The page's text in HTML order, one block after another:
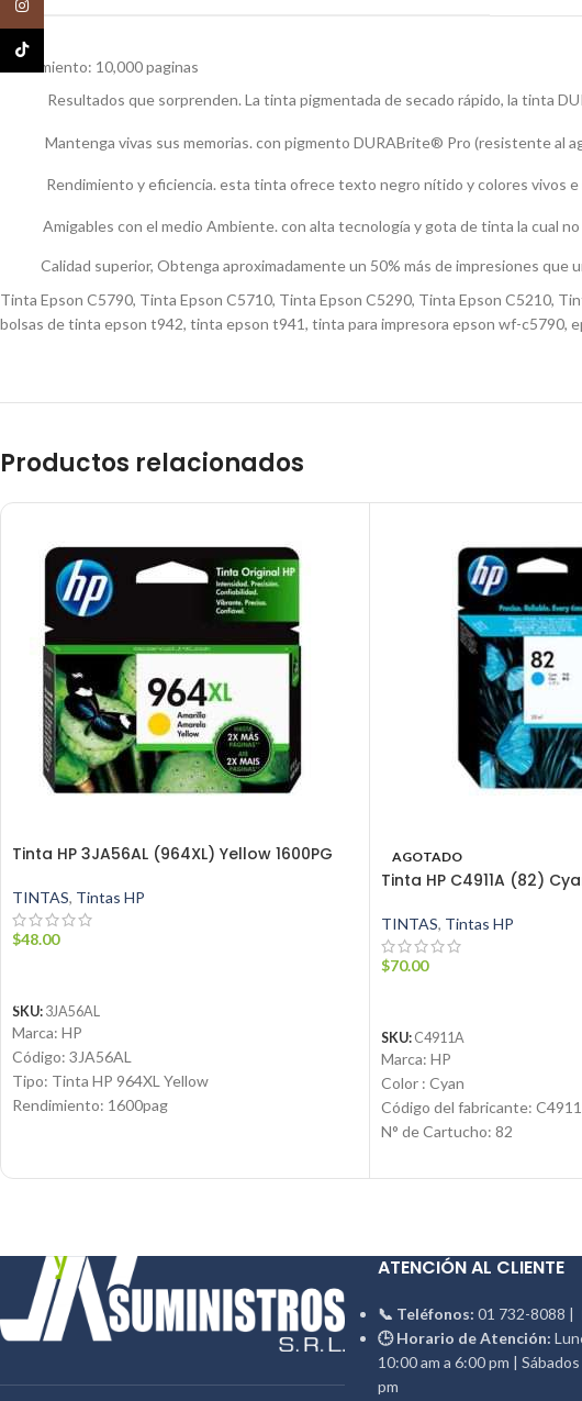
Rendimiento: 10,000 paginas
Resultados que sorprenden. La tinta pigmentada de secado rápido, la tinta
Mantenga vivas sus memorias. con pigmento DURABrite® Pro (resistente al
Rendimiento y eficiencia. esta tinta ofrece texto negro nítido y colores vivos
Amigables con el medio Ambiente. con alta tecnología y gota de tinta la cual
Calidad superior, Obtenga aproximadamente un 50% más de impresiones que
Tinta Epson C5790, Tinta Epson C5710, Tinta Epson C5290, Tinta Epson C5210,
bolsas de tinta epson t942, tinta epson t941, tinta para impresora epson wf-c5790,
Productos relacionados
Tinta HP 3JA56AL (964XL) Yellow 1600PG
TINTAS, Tintas HP
$48.00
SKU: 3JA56AL
Marca: HP
Código: 3JA56AL
Tipo: Tinta HP 964XL Yellow
Rendimiento: 1600pag
Contáctanos:
AGOTADO
Tinta HP C4911A (82)
TINTAS, Tintas HP
$70.00
SKU: C4911A
Marca: HP
Color : Cyan
Código del fabricante:
N° de Cartucho: 82
Tipo de producto: Cartucho
Email:
📱 WhatsApp:51 991 864 930
ATENCIÓN AL CLIENTE
📞 Teléfonos: 01 732-8088 |
🕒 Horario de Atención:
10:00 am a 6:00 pm |
pm